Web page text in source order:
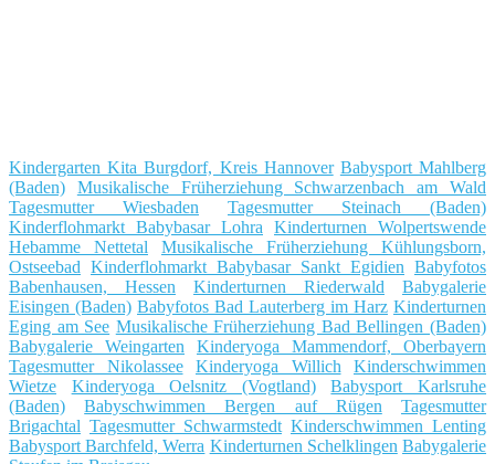
Kindergarten Kita Burgdorf, Kreis Hannover Babysport Mahlberg
(Baden)
Musikalische Früherziehung Schwarzenbach am Wald
Tagesmutter Wiesbaden
Tagesmutter Steinach (Baden)
Kinderflohmarkt Babybasar Lohra
Kinderturnen Wolpertswende
Hebamme Nettetal
Musikalische Früherziehung Kühlungsborn,
Ostseebad Kinderflohmarkt Babybasar Sankt Egidien Babyfotos
Babenhausen, Hessen
Kinderturnen Riederwald
Babygalerie
Eisingen (Baden) Babyfotos Bad Lauterberg im Harz Kinderturnen
Eging am See Musikalische Früherziehung Bad Bellingen (Baden)
Babygalerie Weingarten
Kinderyoga Mammendorf, Oberbayern
Tagesmutter Nikolassee
Kinderyoga Willich
Kinderschwimmen
Wietze
Kinderyoga Oelsnitz (Vogtland)
Babysport Karlsruhe
(Baden)
Babyschwimmen Bergen auf Rügen
Tagesmutter
Brigachtal Tagesmutter Schwarmstedt Kinderschwimmen Lenting
Babysport Barchfeld, Werra Kinderturnen Schelklingen Babygalerie